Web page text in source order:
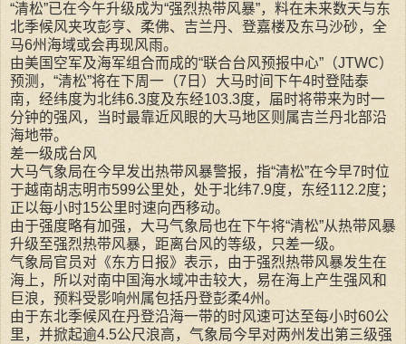
“清松”已在今午升级成为“强烈热带风暴”，料在未来数天与东
北季候风夹攻彭亨、柔佛、吉兰丹、登嘉楼及东马沙砂，全
马6州海域或会再现风雨。
由美国空军及海军组合而成的“联合台风预报中心”（JTWC）
预测，“清松”将在下周一（7日）大马时间下午4时登陆泰
南，经纬度为北纬6.3度及东经103.3度，届时将带来为时一
分钟的强风，当时最靠近风眼的大马地区则属吉兰丹北部沿
海地带。
差一级成台风
大马气象局在今早发出热带风暴警报，指“清松”在今早7时位
于越南胡志明市599公里处，处于北纬7.9度，东经112.2度；
正以每小时15公里时速向西移动。
由于强度略有加强，大马气象局也在下午将“清松”从热带风暴
升级至强烈热带风暴，距离台风的等级，只差一级。
气象局官员对《东方日报》表示，由于强烈热带风暴发生在
海上，所以对南中国海水域冲击较大，易在海上产生强风和
巨浪，预料受影响州属包括丹登彭柔4州。
由于东北季候风在丹登沿海一带的时风速可达至每小时60公
里，并掀起逾4.5公尺浪高，气象局今早对两州发出第三级强